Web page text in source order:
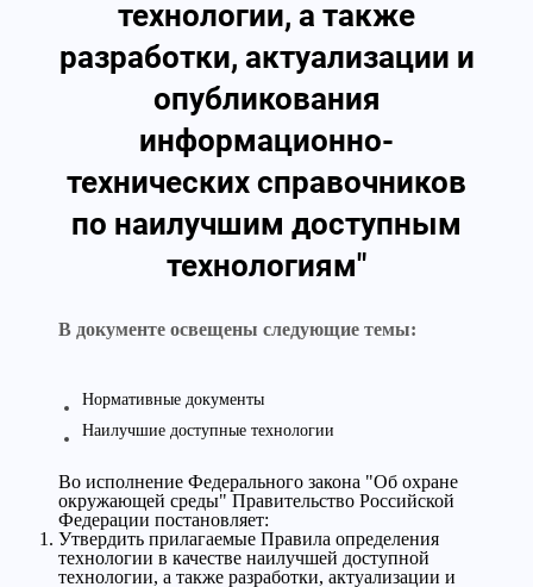
технологии, а также
разработки, актуализации и
опубликования
информационно-
технических справочников
по наилучшим доступным
технологиям"
В документе освещены следующие темы:
Нормативные документы
Наилучшие доступные технологии
Во исполнение Федерального закона "Об охране
окружающей среды" Правительство Российской
Федерации постановляет:
Утвердить прилагаемые Правила определения
технологии в качестве наилучшей доступной
технологии, а также разработки, актуализации и